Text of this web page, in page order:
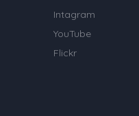
Intagram
YouTube
Flickr